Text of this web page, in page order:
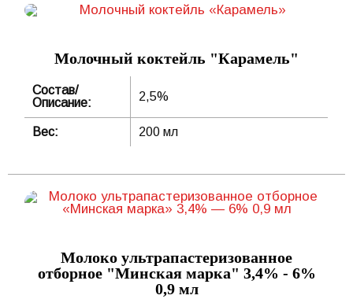
Молочный коктейль "Карамель"
Состав/
Описание:
2,5%
Вес: 200 мл
Молоко ультрапастеризованное
отборное "Минская марка" 3,4% - 6%
0,9 мл